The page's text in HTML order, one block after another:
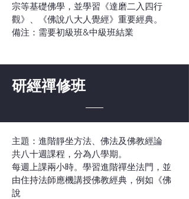
宗等基礎佛學，並學習《達磨二入四行
觀》、《佛說八大人覺經》重要經典。
備注：需要初級班&中級班結業
研經禪修班
主題：進階靜坐方法、佛法及佛教經論
共八十週課程，分為八學期。
每週上課兩小時。學習進階禪坐法門，並
由住持法師應機講授佛教經典，例如《佛
說